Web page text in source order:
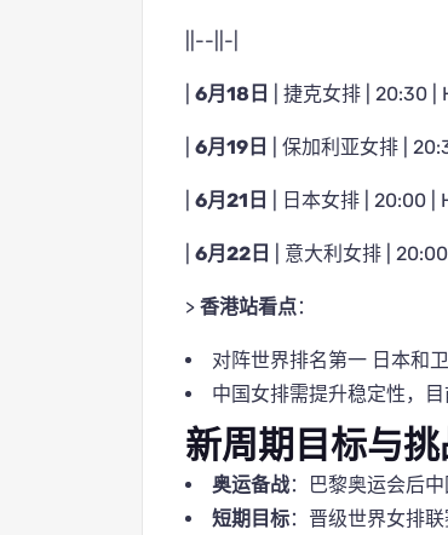
||--||-|
6月18日 | 捷克女排 | 20:30 |
6月19日 | 保加利亚女排 |
6月21日 | 日本女排 | 20:00 |
6月22日 | 意大利女排 | 20:00
> 香港站看点：
对阵世界排名第一 日本和
中国女排需提升稳定性，
新周期目标与
奥运备战：巴黎奥运会后
短期目标：晋级世界女排